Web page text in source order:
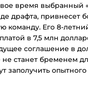
время выбранный
драфта, привнесет
команду. Его 8-
в 7,5 млн
соглашение в
не станет бременем
заполучить